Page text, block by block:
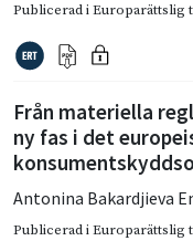
Publicerad iEuroparättslig
Från materiella
ny fas i det
Antonina Bakardjieva
Publicerad iEuroparättslig